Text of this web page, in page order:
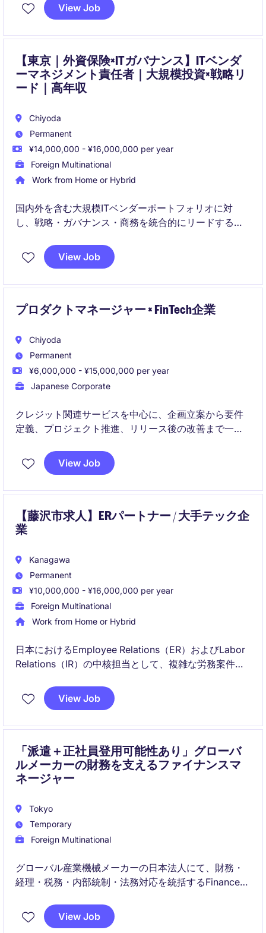
View Job
【東京｜外資保険×ITガバナンス】ITベンダ
ーマネジメント責任者｜大規模投資×戦略リ
ード｜高年収
Chiyoda
Permanent
¥14,000,000 - ¥16,000,000 per year
Foreign Multinational
Work from Home or Hybrid
国内外を含む大規模ITベンダーポートフォリオに対
し、戦略・ガバナンス・商務を統合的にリードするポ
し、パフォーマンス向上とコスト・リスク最適化を実
現します。
View Job
プロダクトマネージャー × FinTech企業
Chiyoda
Permanent
¥6,000,000 - ¥15,000,000 per year
Japanese Corporate
クレジット関連サービスを中心に、企画立案から要件
定義、プロジェクト推進、リリース後の改善まで一貫
す。
とサービス成長をリードします。
View Job
【藤沢市求人】ERパートナー / 大手テック企
業
Kanagawa
Permanent
¥10,000,000 - ¥16,000,000 per year
Foreign Multinational
Work from Home or Hybrid
日本におけるEmployee Relations（ER）およびLabor
Relations（IR）の中核担当として、複雑な労務案件や
す。グローバルHR・法務・コンプライアンスと連携し
ながら、公正で働きがいのある職場環境づくりを推進
View Job
「派遣＋正社員登用可能性あり」グローバ
ルメーカーの財務を支えるファイナンスマ
ネージャー
Tokyo
Temporary
Foreign Multinational
グローバル産業機械メーカーの日本法人にて、財務・
経理・税務・内部統制・法務対応を統括するFinance
陣と密接に連携しながら事業運営を支える重要なポジ
ションです。
View Job